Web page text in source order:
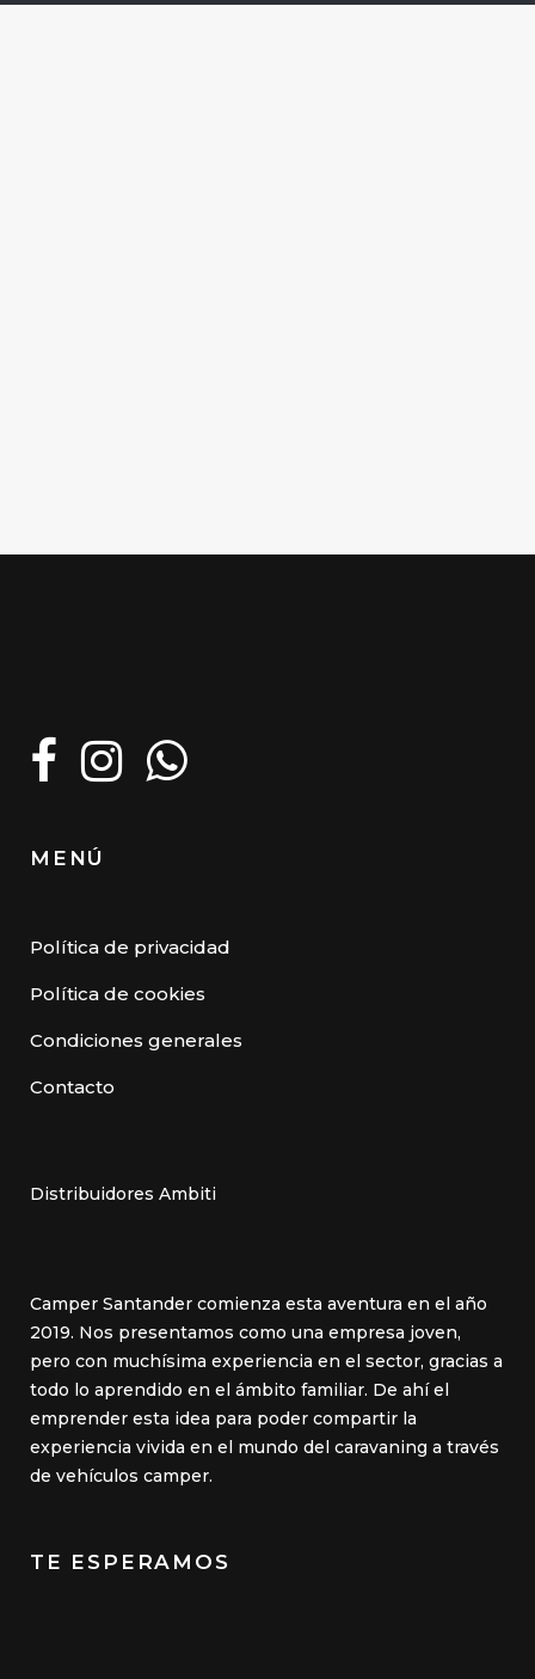
MENÚ
Política de privacidad
Política de cookies
Condiciones generales
Contacto
Distribuidores Ambiti
Camper Santander comienza esta aventura en el año
2019. Nos presentamos como una empresa joven,
pero con muchísima experiencia en el sector, gracias a
todo lo aprendido en el ámbito familiar. De ahí el
emprender esta idea para poder compartir la
experiencia vivida en el mundo del caravaning a través
de vehículos camper.
TE ESPERAMOS